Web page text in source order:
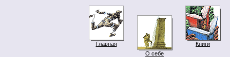
Главная
О себе
Книги